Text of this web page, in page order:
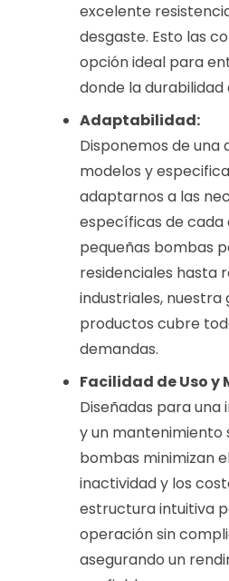
excelente
desgaste. Esto las
opción ideal para
donde la durabilidad
Adaptabilidad:
Disponemos de una
modelos y
adaptarnos a las
específicas de cada
pequeñas bombas
residenciales hasta
industriales, nuestra
productos cubre
demandas.
Facilidad de Uso
Diseñadas para
y un mantenimiento
bombas minimizan
inactividad y los
estructura intuitiva
operación sin
asegurando un